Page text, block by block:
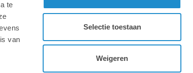
te
van
Selectie toestaan
Weigeren
Lab9 Academy
VOOR ONDERWIJS